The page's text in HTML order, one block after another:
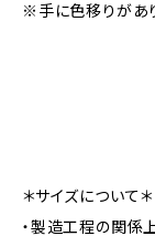
※手に色移りがあ
＊サイズについて＊
・製造工程の関係